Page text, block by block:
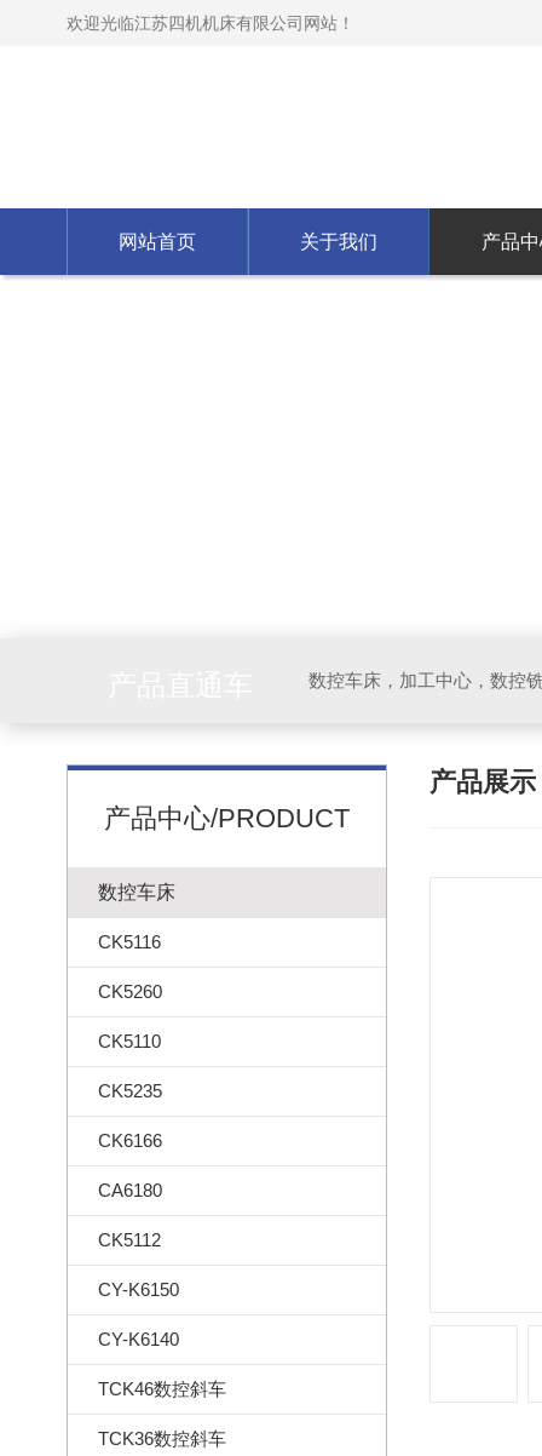
欢迎光临江苏四机机床有限公司网站！
网站首页 关于我们 产品
产品中心/PRODUCT
数控车床
CK5116
CK5260
CK5110
CK5235
CK6166
CA6180
CK5112
CY-K6150
CY-K6140
TCK46数控斜车
TCK36数控斜车
产品展示